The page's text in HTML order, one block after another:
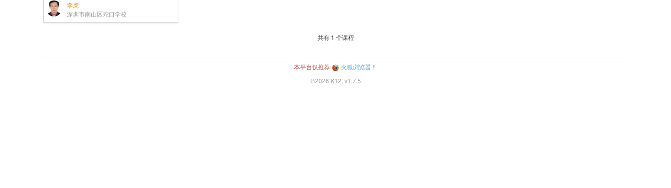
李虎
深圳市南山区蛇口学校
共有 1 个课程
本平台仅推荐 火狐浏览器 ！
©2026 K12, v1.7.5